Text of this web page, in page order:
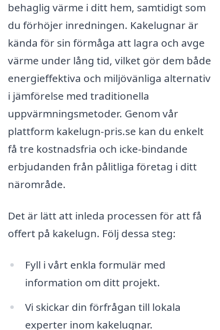
behaglig värme i ditt hem, samtidigt som
du förhöjer inredningen. Kakelugnar är
kända för sin förmåga att lagra och avge
värme under lång tid, vilket gör dem både
energieffektiva och miljövänliga alternativ
i jämförelse med traditionella
uppvärmningsmetoder. Genom vår
plattform kakelugn-pris.se kan du enkelt
få tre kostnadsfria och icke-bindande
erbjudanden från pålitliga företag i ditt
närområde.
Det är lätt att inleda processen för att få
offert på kakelugn. Följ dessa steg:
Fyll i vårt enkla formulär med
information om ditt projekt.
Vi skickar din förfrågan till lokala
experter inom kakelugnar.